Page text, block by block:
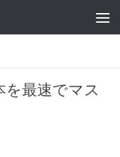
を最速でマス